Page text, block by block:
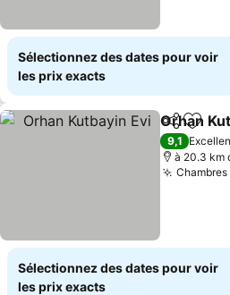
Sélectionnez des dates pour voir
les prix exacts
Partager
Orhan
9,1
à 20.3 km
Sélectionnez des dates pour voir
les prix exacts